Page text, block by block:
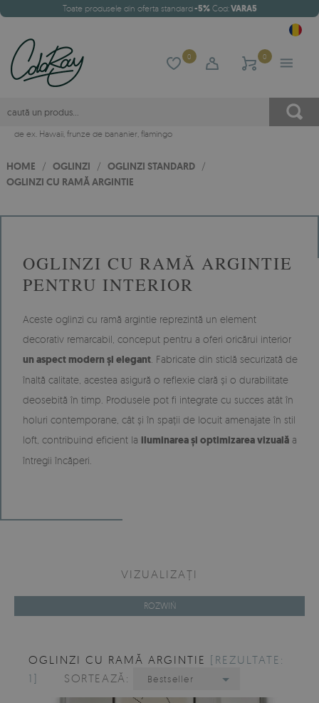
Toate produsele din oferta standard-5%Cod:VARA5
0 0
de ex. Hawaii, frunze de bananier, flamingo
HOME / OGLINZI / OGLINZI STANDARD /
OGLINZI CU RAMĂ ARGINTIE
OGLINZI CU RAMĂ ARGINTIE
PENTRU INTERIOR
Aceste oglinzi cu ramă argintie reprezintă un element
decorativ remarcabil, conceput pentru a oferi oricărui interior
un aspect modern și elegant . Fabricate din sticlă securizată de
înaltă calitate, acestea asigură o reflexie clară și o durabilitate
deosebită în timp. Produsele pot fi integrate cu succes atât în
holuri contemporane, cât și în spații de locuit amenajate în stil
loft, contribuind eficient la iluminarea și optimizarea vizuală a
întregii încăperi.
VIZUALIZAȚI
ROZWIŃ
OGLINZI CU RAMĂ ARGINTIE [REZULTATE:
1]
SORTEAZĂ: Bestseller